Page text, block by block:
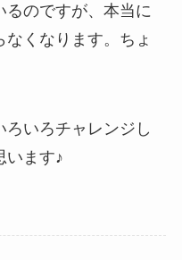
のですが、本当に
くなります。ちょ
いろチャレンジし
います♪